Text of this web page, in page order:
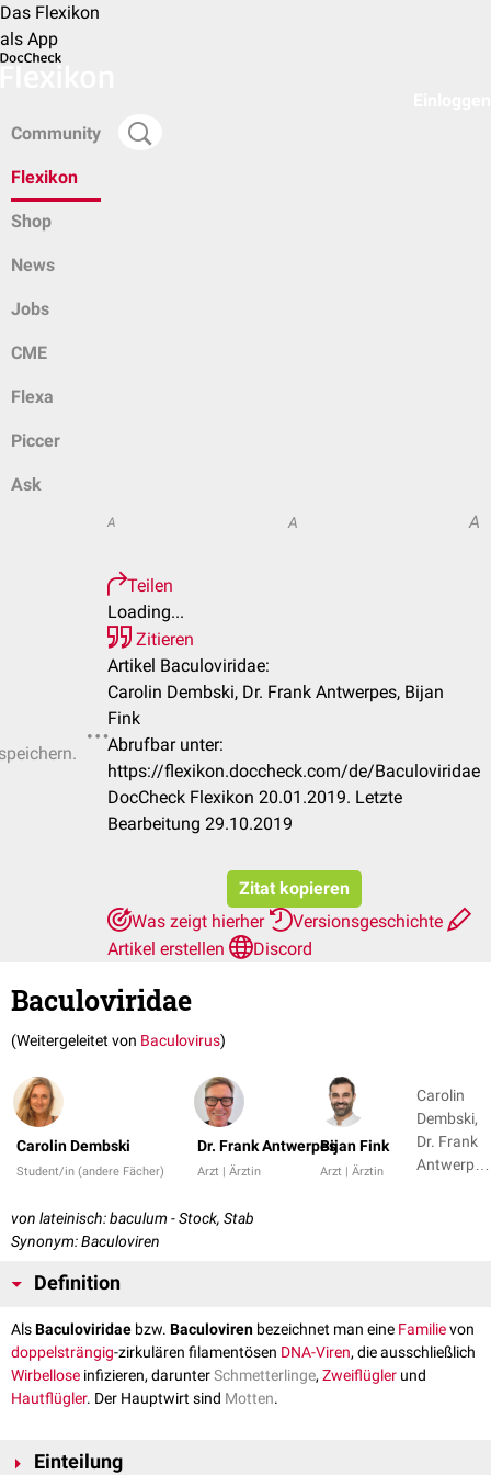
Das Flexikon
als App
Community
Flexikon
Shop
News
Jobs
CME
Flexa
Piccer
Ask
A A A
Teilen
Loading...
Zitieren
Artikel Baculoviridae:
Carolin Dembski, Dr. Frank Antwerpes, Bijan
Fink
Abrufbar unter:
https://flexikon.doccheck.com/de/Baculoviridae
DocCheck Flexikon 20.01.2019. Letzte
Bearbeitung 29.10.2019
Zitat kopieren
Was zeigt hierher
Versionsgeschichte
Artikel erstellen
Discord
Baculoviridae
(Weitergeleitet von Baculovirus)
Carolin Dembski
Student/in (andere Fächer)
Dr. Frank Antwerpes
Arzt | Ärztin
Bijan Fink
Arzt | Ärztin
Carolin
Dembski,
Dr. Frank
Antwerpes
von lateinisch: baculum - Stock, Stab
Synonym: Baculoviren
Definition
AlsBaculoviridae bzw. Baculoviren bezeichnet man eine Familievon
doppelsträngig-zirkulären filamentösen DNA-Viren, die ausschließlich
Wirbellose infizieren, darunterSchmetterlinge, Zweiflügler und
Hautflügler. Der Hauptwirt sind Motten.
Einteilung